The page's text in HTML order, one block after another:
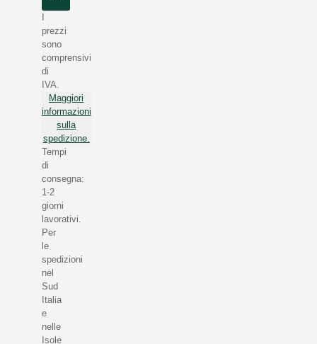
prezzi
sono
comprensivi
di
IVA.
Maggiori
informazioni
sulla
spedizione.
Tempi
di
consegna:
1-2
giorni
lavorativi.
Per
le
spedizioni
nel
Sud
Italia
e
nelle
Isole